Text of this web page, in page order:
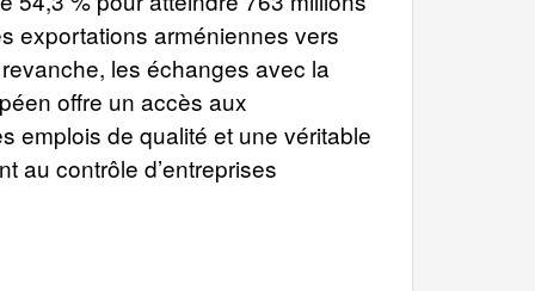
exportations arméniennes vers
les échanges avec la
offre un accès aux
emplois de qualité et une véritable
au contrôle d’entreprises